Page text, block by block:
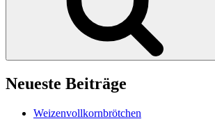
Neueste Beiträge
Weizenvollkornbrötchen